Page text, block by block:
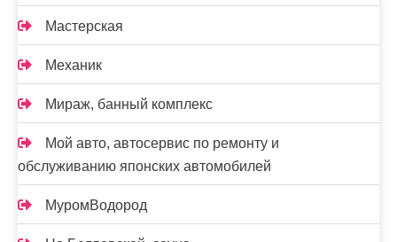
Мастерская
Механик
Мираж, банный комплекс
Мой авто, автосервис по ремонту и
обслуживанию японских автомобилей
МуромВодород